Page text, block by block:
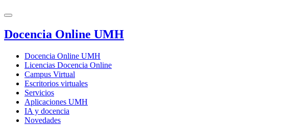
Docencia Online UMH
Docencia Online UMH
Licencias Docencia Online
Campus Virtual
Escritorios virtuales
Servicios
Aplicaciones UMH
IA y docencia
Novedades